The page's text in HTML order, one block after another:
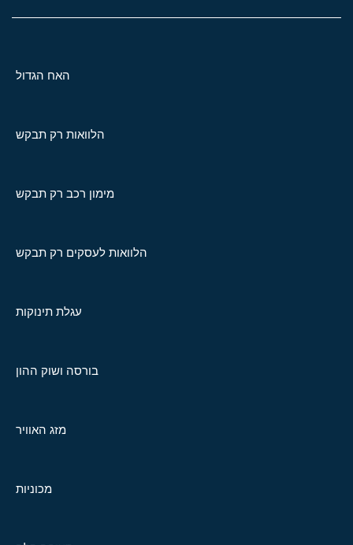
האח הגדול
הלוואות רק תבקש
מימון רכב רק תבקש
הלוואות לעסקים רק תבקש
עגלת תינוקות
בורסה ושוק ההון
מזג האוויר
מכוניות